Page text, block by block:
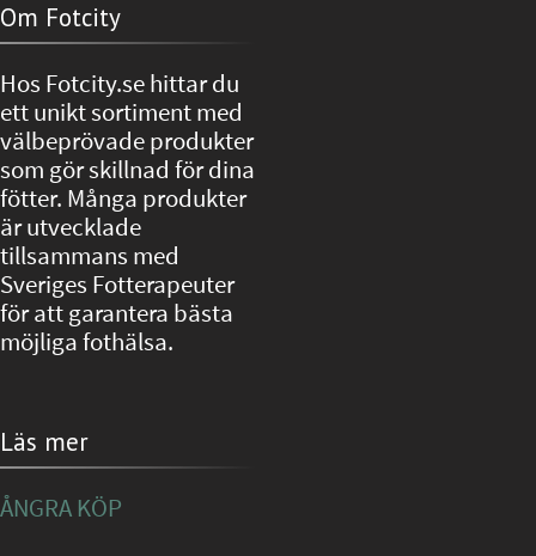
Om Fotcity
Hos Fotcity.se hittar du
ett unikt sortiment med
välbeprövade produkter
som gör skillnad för dina
fötter. Många produkter
är utvecklade
tillsammans med
Sveriges Fotterapeuter
för att garantera bästa
möjliga fothälsa.
Läs mer
ÅNGRA KÖP